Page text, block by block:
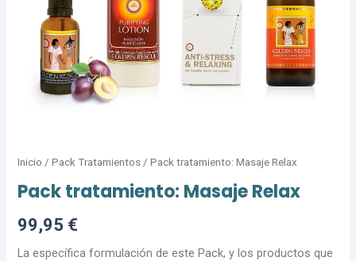
Inicio /Pack Tratamientos / Pack tratamiento: Masaje Relax
Pack tratamiento: Masaje Relax
99,95 €
La específica formulación de este Pack, y los productos que